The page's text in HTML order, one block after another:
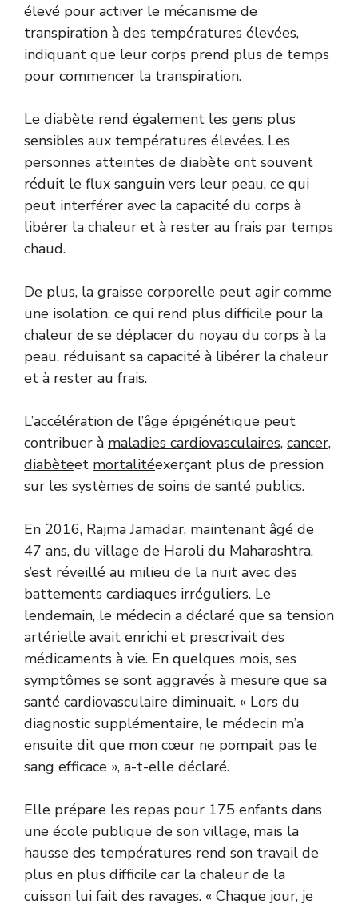
élevé pour activer le mécanisme de
transpiration à des températures élevées,
indiquant que leur corps prend plus de temps
pour commencer la transpiration.
Le diabète rend également les gens plus
sensibles aux températures élevées. Les
personnes atteintes de diabète ont souvent
réduit le flux sanguin vers leur peau, ce qui
peut interférer avec la capacité du corps à
libérer la chaleur et à rester au frais par temps
chaud.
De plus, la graisse corporelle peut agir comme
une isolation, ce qui rend plus difficile pour la
chaleur de se déplacer du noyau du corps à la
peau, réduisant sa capacité à libérer la chaleur
et à rester au frais.
L’accélération de l’âge épigénétique peut
contribuer à maladies cardiovasculaires, cancer,
diabèteet mortalitéexerçant plus de pression
sur les systèmes de soins de santé publics.
En 2016, Rajma Jamadar, maintenant âgé de
47 ans, du village de Haroli du Maharashtra,
s’est réveillé au milieu de la nuit avec des
battements cardiaques irréguliers. Le
lendemain, le médecin a déclaré que sa tension
artérielle avait enrichi et prescrivait des
médicaments à vie. En quelques mois, ses
symptômes se sont aggravés à mesure que sa
santé cardiovasculaire diminuait. « Lors du
diagnostic supplémentaire, le médecin m’a
ensuite dit que mon cœur ne pompait pas le
sang efficace », a-t-elle déclaré.
Elle prépare les repas pour 175 enfants dans
une école publique de son village, mais la
hausse des températures rend son travail de
plus en plus difficile car la chaleur de la
cuisson lui fait des ravages. « Chaque jour, je